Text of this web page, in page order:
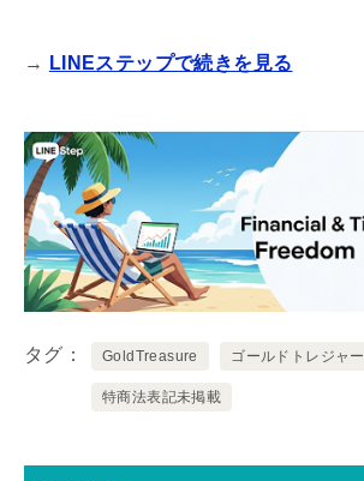
→ LINEステップで続きを見る
タグ GoldTreasure ゴールドトレジャー
特商法表記未掲載